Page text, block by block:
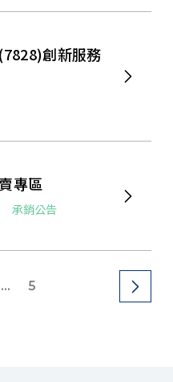
創新服務
專區
承銷公告
... 5